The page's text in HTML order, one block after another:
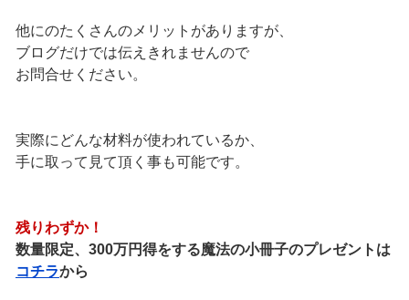
他にのたくさんのメリットがありますが、
ブログだけでは伝えきれませんので
お問合せください。
実際にどんな材料が使われているか、
手に取って見て頂く事も可能です。
残りわずか！
数量限定、300万円得をする魔法の小冊子のプレゼントは
コチラから